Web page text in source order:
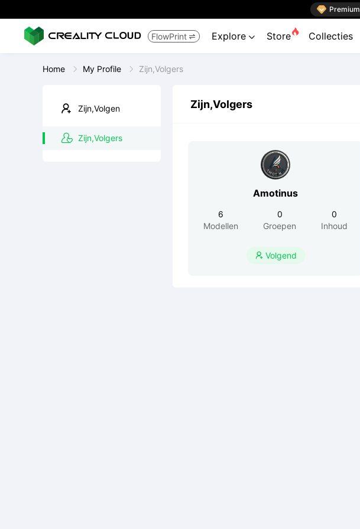
 Premium
FlowPrint  Explore  Store Collecties
Home My Profile Zijn,Volgers
Zijn,Volgen
Zijn,Volgers
Zijn,Volgers
Amotinus
6
Modellen
0
Groepen
0
Inhoud
 Volgend